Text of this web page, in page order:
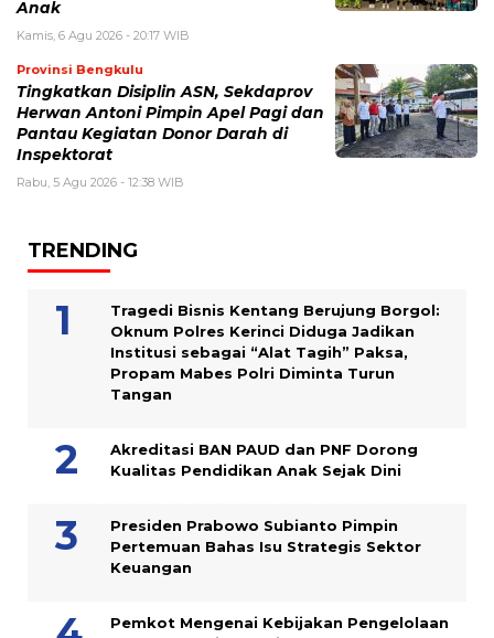
Anak
Kamis, 6 Agu 2026 - 20:17 WIB
Provinsi Bengkulu
Tingkatkan Disiplin ASN, Sekdaprov
Herwan Antoni Pimpin Apel Pagi dan
Pantau Kegiatan Donor Darah di
Inspektorat
Rabu, 5 Agu 2026 - 12:38 WIB
TRENDING
Tragedi Bisnis Kentang Berujung Borgol:
Oknum Polres Kerinci Diduga Jadikan
Institusi sebagai “Alat Tagih” Paksa,
Propam Mabes Polri Diminta Turun
Tangan
Akreditasi BAN PAUD dan PNF Dorong
Kualitas Pendidikan Anak Sejak Dini
Presiden Prabowo Subianto Pimpin
Pertemuan Bahas Isu Strategis Sektor
Keuangan
Pemkot Mengenai Kebijakan Pengelolaan